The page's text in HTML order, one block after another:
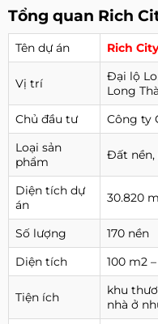
Tổng quan Rich
Tên dự án Rich City
Vị trí
Đại lộ
Long
Chủ đầu tư
Công ty
Loại sản
phẩm
Đất nền,
Diện tích dự
án
30.820
Số lượng
170 nền
Diện tích
100 m2
Tiện ích
khu
nhà ở